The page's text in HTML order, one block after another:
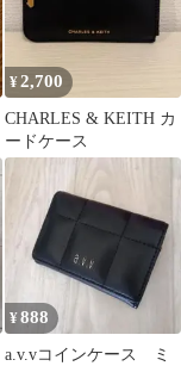
¥2,700
CHARLES & KEITH カ
ードケース
¥888
a.v.vコインケース ミ